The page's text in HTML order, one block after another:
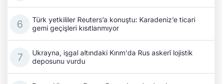
Türk yetkililer Reuters’a konuştu: Karadeniz’e ticari
gemi geçişleri kısıtlanmıyor
Ukrayna, işgal altındaki Kırım'da Rus askerî lojistik
deposunu vurdu